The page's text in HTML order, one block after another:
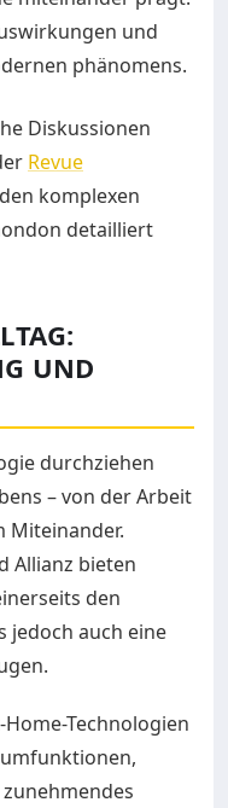
Diskussionen
Revue
komplexen
detailliert
UND
durchziehen
– von der Arbeit
Miteinander.
Allianz bieten
den
jedoch auch eine
Technologien